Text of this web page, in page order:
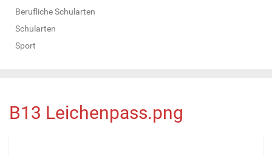
Berufliche Schularten
Schularten
Sport
B13 Leichenpass.png